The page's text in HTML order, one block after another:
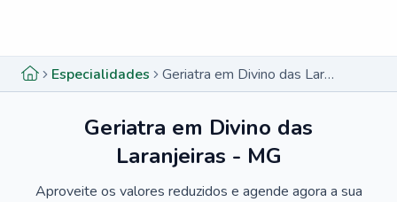
Especialidades Geriatra em Divino das Laranjeiras - MG
Geriatra em Divino das
Laranjeiras - MG
Aproveite os valores reduzidos e agende agora a sua